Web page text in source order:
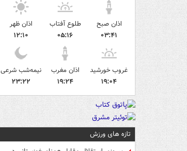
اذان صبح
۰۳:۴۱
طلوع آفتاب
۰۵:۱۶
اذان ظهر
۱۲:۱۰
غروب خورشید
۱۹:۰۴
اذان مغرب
۱۹:۲۴
نیمه‌شب شرعی
۲۳:۲۲
تازه های ورزش